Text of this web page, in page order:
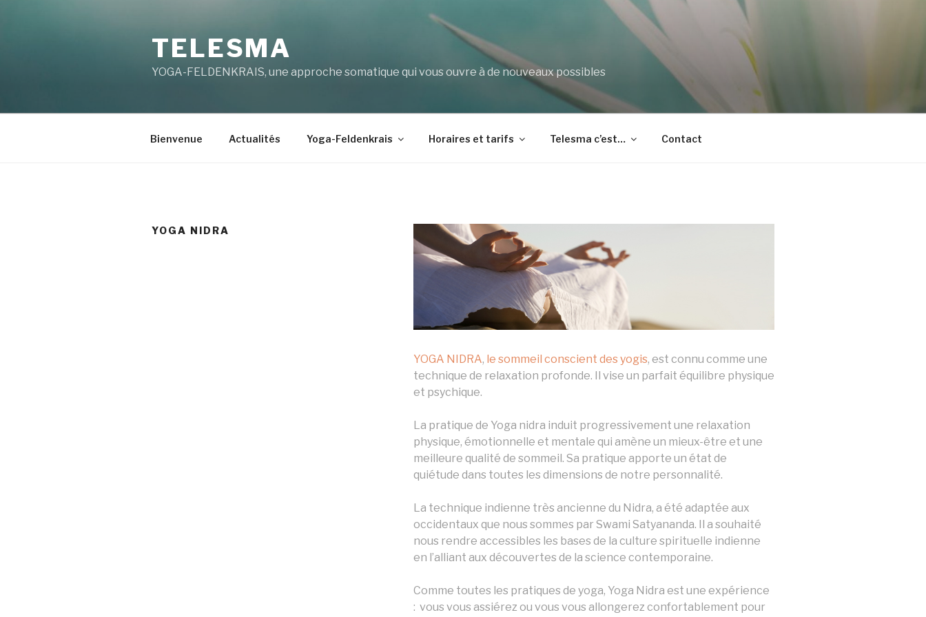
TELESMA
YOGA-FELDENKRAIS, une approche somatique qui vous ouvre à de nouveaux possibles
Bienvenue Actualités Yoga-Feldenkrais Horaires et tarifs Telesma c’est… Contact
YOGA NIDRA
YOGA NIDRA, le sommeil conscient des yogis, est connu comme une
technique de relaxation profonde. Il vise un parfait équilibre physique
et psychique.
La pratique de Yoga nidra induit progressivement une relaxation
physique, émotionnelle et mentale qui amène un mieux-être et une
meilleure qualité de sommeil. Sa pratique apporte un état de
quiétude dans toutes les dimensions de notre personnalité.
La technique indienne très ancienne du Nidra, a été adaptée aux
occidentaux que nous sommes par Swami Satyananda. Il a souhaité
nous rendre accessibles les bases de la culture spirituelle indienne
en l’alliant aux découvertes de la science contemporaine.
Comme toutes les pratiques de yoga, Yoga Nidra est une expérience
: vous vous assiérez ou vous vous allongerez confortablement pour